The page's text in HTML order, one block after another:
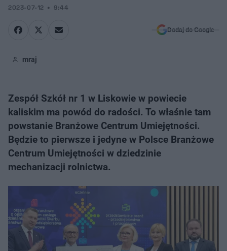
2023-07-12 9:44
Dodaj do Google
mraj
Zespół Szkół nr 1 w Liskowie w powiecie
kaliskim ma powód do radości. To właśnie tam
powstanie Branżowe Centrum Umiejętności.
Będzie to pierwsze i jedyne w Polsce Branżowe
Centrum Umiejętności w dziedzinie
mechanizacji rolnictwa.